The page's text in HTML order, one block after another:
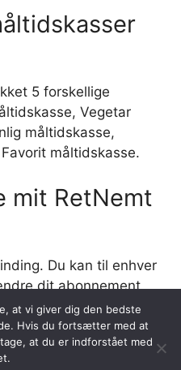
5 forskellige
Vegetar
måltidskasse,
måltidskasse.
mit RetNemt
Du kan til enhver
dit abonnement
at vi giver dig den bedste
Hvis du fortsætter med at
at du er indforstået med